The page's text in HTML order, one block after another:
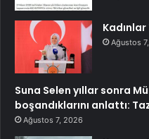
Kadınlar
Ağustos
Suna Selen yıllar sonra
boşandıklarını anlattı:
Ağustos 7, 2026